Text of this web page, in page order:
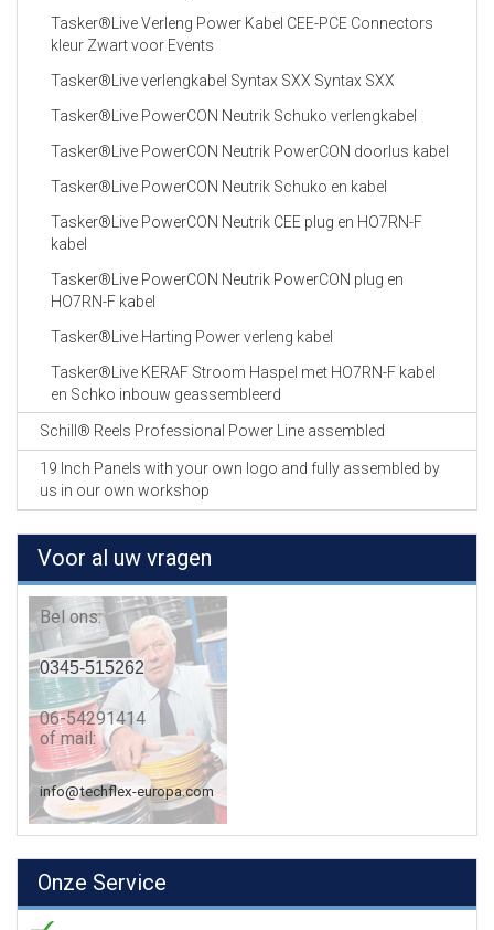
Tasker®Live Verleng Power Kabel CEE-PCE Connectors
kleur Zwart voor Events
Tasker®Live verlengkabel Syntax SXX Syntax SXX
Tasker®Live PowerCON Neutrik Schuko verlengkabel
Tasker®Live PowerCON Neutrik PowerCON doorlus kabel
Tasker®Live PowerCON Neutrik Schuko en kabel
Tasker®Live PowerCON Neutrik CEE plug en HO7RN-F
kabel
Tasker®Live PowerCON Neutrik PowerCON plug en
HO7RN-F kabel
Tasker®Live Harting Power verleng kabel
Tasker®Live KERAF Stroom Haspel met HO7RN-F kabel
en Schko inbouw geassembleerd
Schill® Reels Professional Power Line assembled
19 Inch Panels with your own logo and fully assembled by
us in our own workshop
Voor al uw vragen
Bel ons:
0345-515262
06-54291414
of mail:
info@techflex-europa.com
Onze Service